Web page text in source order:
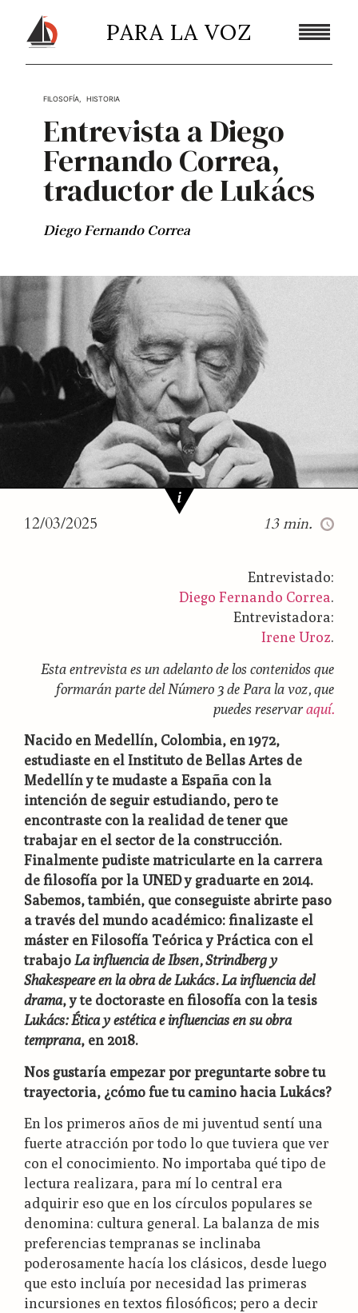
PARA LA VOZ
FILOSOFÍA, HISTORIA
Entrevista a Diego
Fernando Correa,
traductor de Lukács
Diego Fernando Correa
12/03/2025 13 min.
Entrevistado:
Diego Fernando Correa.
Entrevistadora:
Irene Uroz.
Esta entrevista es un adelanto de los contenidos que
formarán parte del Número 3 de Para la voz, que
puedes reservaraquí.
Nacido en Medellín, Colombia, en 1972,
estudiaste en el Instituto de Bellas Artes de
Medellín y te mudaste a España con la
intención de seguir estudiando, pero te
encontraste con la realidad de tener que
trabajar en el sector de la construcción.
Finalmente pudiste matricularte en la carrera
de filosofía por la UNED y graduarte en 2014.
Sabemos, también, que conseguiste abrirte paso
a través del mundo académico: finalizaste el
máster en Filosofía Teórica y Práctica con el
trabajoLa influencia de Ibsen, Strindberg y
Shakespeare en la obra de Lukács. La influencia del
drama, y te doctoraste en filosofía con la tesis
Lukács: Ética y estética e influencias en su obra
temprana, en 2018.
Nos gustaría empezar por preguntarte sobre tu
trayectoria, ¿cómo fue tu camino hacia Lukács?
En los primeros años de mi juventud sentí una
fuerte atracción por todo lo que tuviera que ver
con el conocimiento. No importaba qué tipo de
lectura realizara, para mí lo central era
adquirir eso que en los círculos populares se
denomina: cultura general. La balanza de mis
preferencias tempranas se inclinaba
poderosamente hacía los clásicos, desde luego
que esto incluía por necesidad las primeras
incursiones en textos filosóficos; pero a decir